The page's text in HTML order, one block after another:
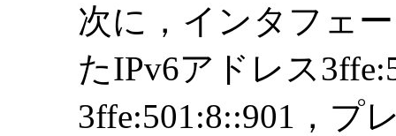
次に，インタフェ
たIPv6アドレス
3ffe:501:8::901，プ